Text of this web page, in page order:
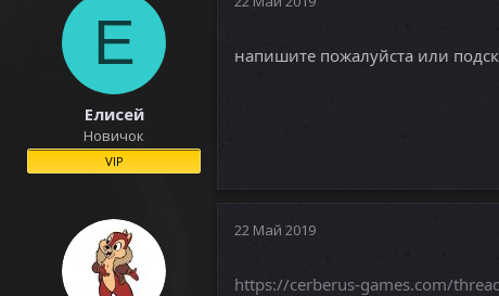
н
а
ч
а
л
а
Е
Елисей
Новичок
VIP
напишите пожалуйста или
22 Май 2019
https://cerberus-games.com/